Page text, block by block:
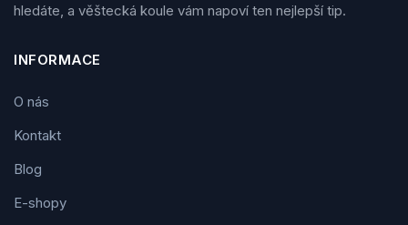
hledáte, a věštecká koule vám napoví ten nejlepší tip.
INFORMACE
O nás
Kontakt
Blog
E-shopy